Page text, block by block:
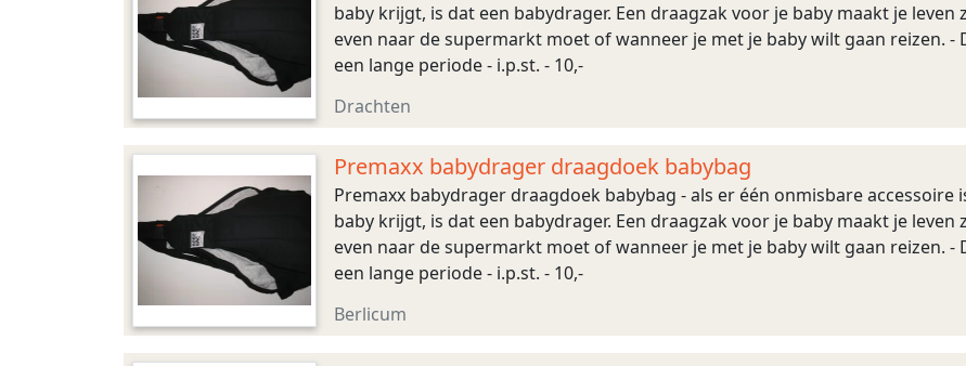
baby krijgt, is dat een babydrager. Een draagzak voor je baby maakt je
even naar de supermarkt moet of wanneer je met je baby wilt gaan reizen.
een lange periode - i.p.st. - 10,-
Drachten
Premaxx babydrager draagdoek babybag
Premaxx babydrager draagdoek babybag - als er één onmisbare accessoire
baby krijgt, is dat een babydrager. Een draagzak voor je baby maakt je
even naar de supermarkt moet of wanneer je met je baby wilt gaan reizen.
een lange periode - i.p.st. - 10,-
Berlicum